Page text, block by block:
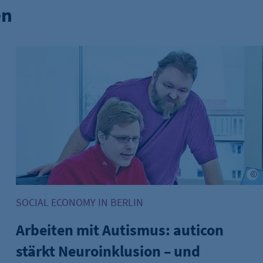
Sven Gramer
Arbeiten mit Autismus: auticon stärkt Neuroinklusion
SOCIAL ECONOMY IN BERLIN
Arbeiten mit Autismus: auticon
stärkt Neuroinklusion – und